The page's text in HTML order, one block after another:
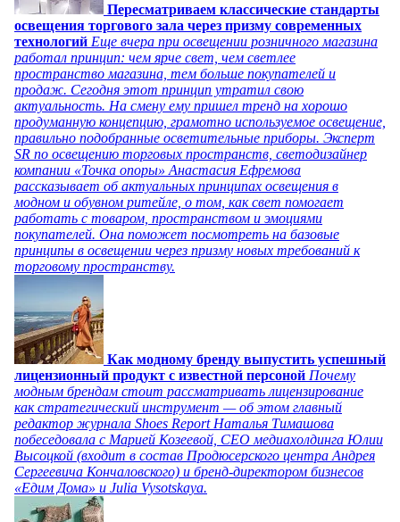
Пересматриваем классические стандарты
освещения торгового зала через призму современных
технологий Еще вчера при освещении розничного магазина
работал принцип: чем ярче свет, чем светлее
пространство магазина, тем больше покупателей и
продаж. Сегодня этот принцип утратил свою
актуальность. На смену ему пришел тренд на хорошо
продуманную концепцию, грамотно используемое освещение,
правильно подобранные осветительные приборы. Эксперт
SR по освещению торговых пространств, светодизайнер
компании «Точка опоры» Анастасия Ефремова
рассказывает об актуальных принципах освещения в
модном и обувном ритейле, о том, как свет помогает
работать с товаром, пространством и эмоциями
покупателей. Она поможет посмотреть на базовые
принципы в освещении через призму новых требований к
торговому пространству.
Как модному бренду выпустить успешный
лицензионный продукт с известной персоной Почему
модным брендам стоит рассматривать лицензирование
как стратегический инструмент — об этом главный
редактор журнала Shoes Report Наталья Тимашова
побеседовала с Марией Козеевой, СЕО медиахолдинга Юлии
Высоцкой (входит в состав Продюсерского центра Андрея
Сергеевича Кончаловского) и бренд-директором бизнесов
«Едим Дома» и Julia Vysotskaya.